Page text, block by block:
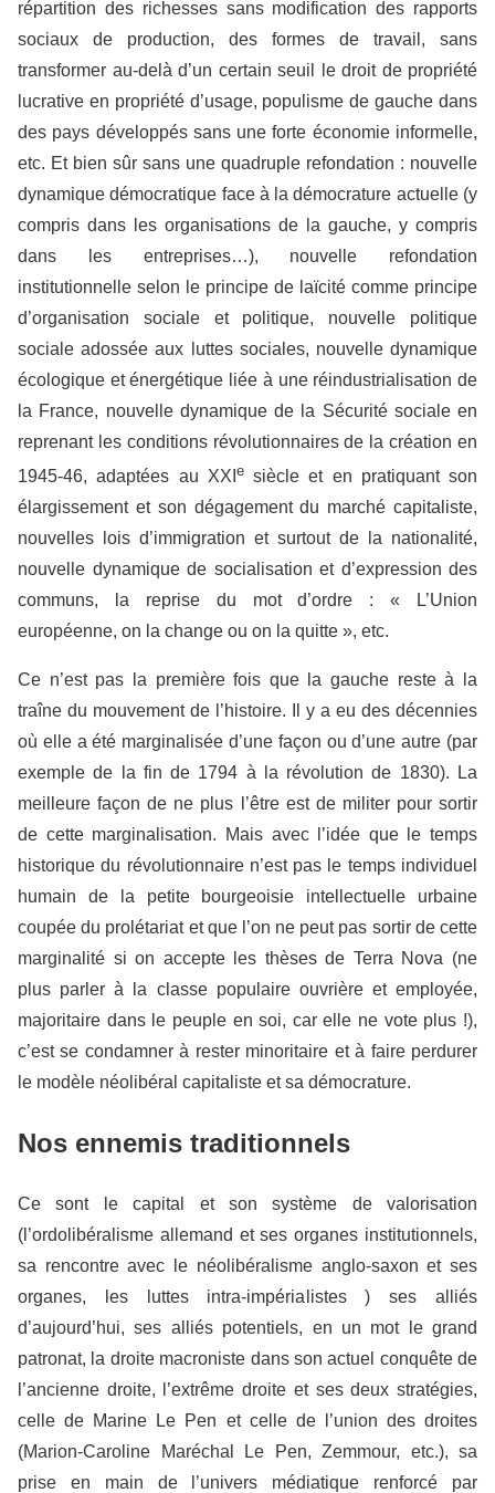
répartition des richesses sans modification des rapports
sociaux de production, des formes de travail, sans
transformer au-delà d’un certain seuil le droit de propriété
lucrative en propriété d’usage, populisme de gauche dans
des pays développés sans une forte économie informelle,
etc. Et bien sûr sans une quadruple refondation : nouvelle
dynamique démocratique face à la démocrature actuelle (y
compris dans les organisations de la gauche, y compris
dans les entreprises…), nouvelle refondation
institutionnelle selon le principe de laïcité comme principe
d’organisation sociale et politique, nouvelle politique
sociale adossée aux luttes sociales, nouvelle dynamique
écologique et énergétique liée à une réindustrialisation de
la France, nouvelle dynamique de la Sécurité sociale en
reprenant les conditions révolutionnaires de la création en
1945-46, adaptées au XXI esiècle et en pratiquant son
élargissement et son dégagement du marché capitaliste,
nouvelles lois d’immigration et surtout de la nationalité,
nouvelle dynamique de socialisation et d’expression des
communs, la reprise du mot d’ordre : « L’Union
européenne, on la change ou on la quitte », etc.
Ce n’est pas la première fois que la gauche reste à la
traîne du mouvement de l’histoire. Il y a eu des décennies
où elle a été marginalisée d’une façon ou d’une autre (par
exemple de la fin de 1794 à la révolution de 1830). La
meilleure façon de ne plus l’être est de militer pour sortir
de cette marginalisation. Mais avec l’idée que le temps
historique du révolutionnaire n’est pas le temps individuel
humain de la petite bourgeoisie intellectuelle urbaine
coupée du prolétariat et que l’on ne peut pas sortir de cette
marginalité si on accepte les thèses de Terra Nova (ne
plus parler à la classe populaire ouvrière et employée,
majoritaire dans le peuple en soi, car elle ne vote plus !),
c’est se condamner à rester minoritaire et à faire perdurer
le modèle néolibéral capitaliste et sa démocrature.
Nos ennemis traditionnels
Ce sont le capital et son système de valorisation
(l’ordolibéralisme allemand et ses organes institutionnels,
sa rencontre avec le néolibéralisme anglo-saxon et ses
organes, les luttes intra-impérialistes ) ses alliés
d’aujourd’hui, ses alliés potentiels, en un mot le grand
patronat, la droite macroniste dans son actuel conquête de
l’ancienne droite, l’extrême droite et ses deux stratégies,
celle de Marine Le Pen et celle de l’union des droites
(Marion-Caroline Maréchal Le Pen, Zemmour, etc.), sa
prise en main de l’univers médiatique renforcé par